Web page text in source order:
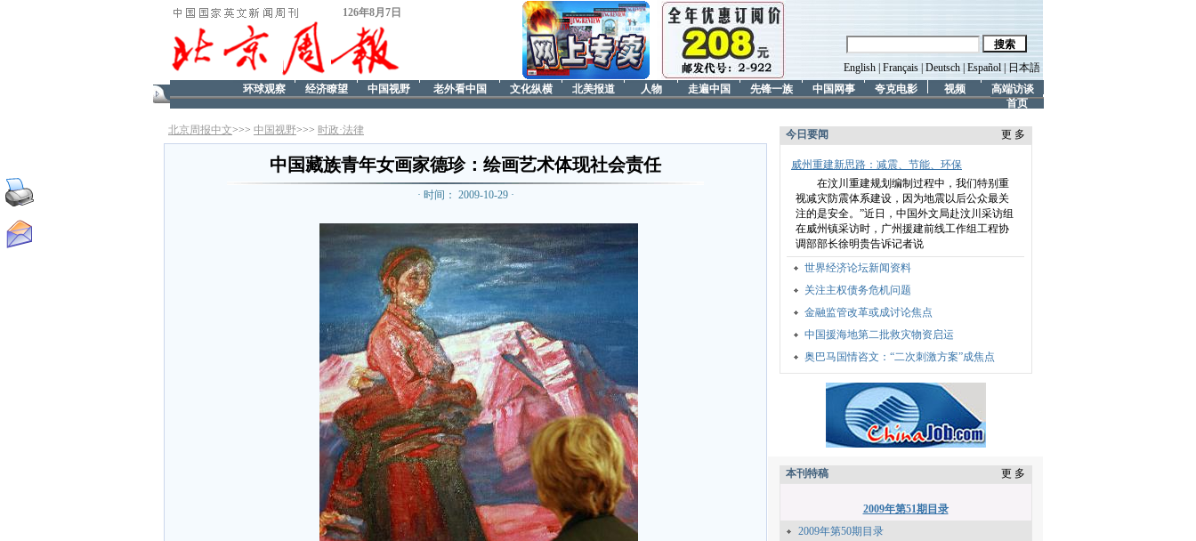
126年8月7日
English Français Deutsch Español
日本語
高端访谈
视频
夸克电影
中国网事
先锋一族
走遍中国
人物
北美报道
文化纵横
老外看中国
中国视野
经济瞭望
环球观察
首页
北京周报中文>>> 中国视野>>> 时政·法律
中国藏族青年女画家德珍：绘画艺术体现社会责任
· 时间： 2009-10-29 ·
今日要闻 更 多
威州重建新思路：减震、节能、环保
在汶川重建规划编制过程中，我们特别重
视减灾防震体系建设，因为地震以后公众最关
注的是安全。”近日，中国外文局赴汶川采访组
在威州镇采访时，广州援建前线工作组工程协
调部部长徐明贵告诉记者说
世界经济论坛新闻资料
关注主权债务危机问题
金融监管改革或成讨论焦点
中国援海地第二批救灾物资启运
奥巴马国情咨文：“二次刺激方案”成焦点
本刊特稿 更 多
2009年第51期目录
2009年第50期目录